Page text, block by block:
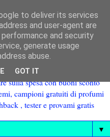
sulla spesa con buoni sconto
campioni gratuiti di profumi
, tester e provami gratis
▼
to deliver its services
and user-agent are
and security
generate usage
abuse.
GOT IT